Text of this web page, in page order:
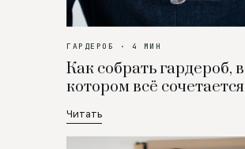
ГАРДЕРОБ · 4 МИН
Как собрать гардероб, в
котором всё сочетается
Читать